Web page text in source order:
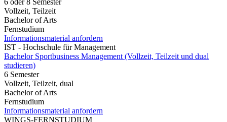
Vollzeit, Teilzeit
Bachelor of Arts
Fernstudium
Informationsmaterial anfordern
IST - Hochschule für Management
Bachelor Sportbusiness Management (Vollzeit, Teilzeit und dual
studieren)
6 Semester
Vollzeit, Teilzeit, dual
Bachelor of Arts
Fernstudium
Informationsmaterial anfordern
WINGS-FERNSTUDIUM